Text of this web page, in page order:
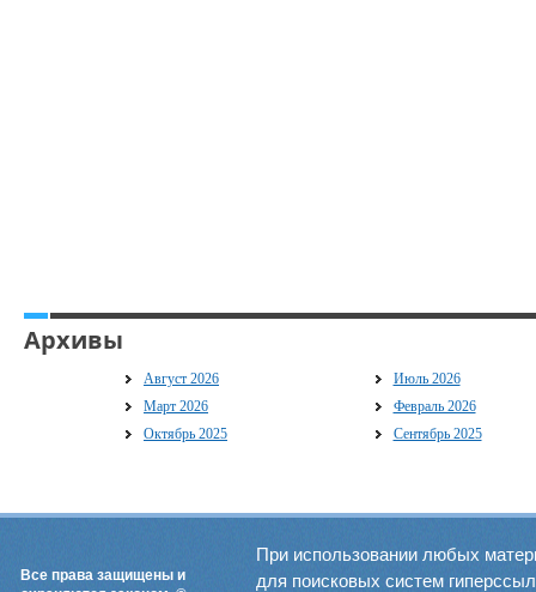
Архивы
Август 2026
Июль 2026
Март 2026
Февраль 2026
Октябрь 2025
Сентябрь 2025
Все права защищены и
При использовании любых
для поисковых систем